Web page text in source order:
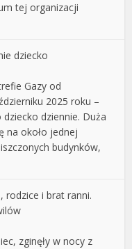
tej organizacji
dziecko
Gazy od
2025 roku –
dziennie. Duża
na około jednej
budynków,
rodzice i brat ranni.
zginęły w nocy z